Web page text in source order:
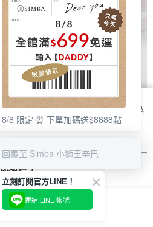
站使用 cookie 方式之詳情，及若您不希
電腦的 cookie 設定，請參閱本網站「
隱私
用本網站即表示您同意本公司得按本網站使
知道了
8/8 限定 ⏰ 下單加碼送$8888點
回覆至 Simba 小獅王辛巴
立刻訂閱官方LINE！
連結 LINE 帳號